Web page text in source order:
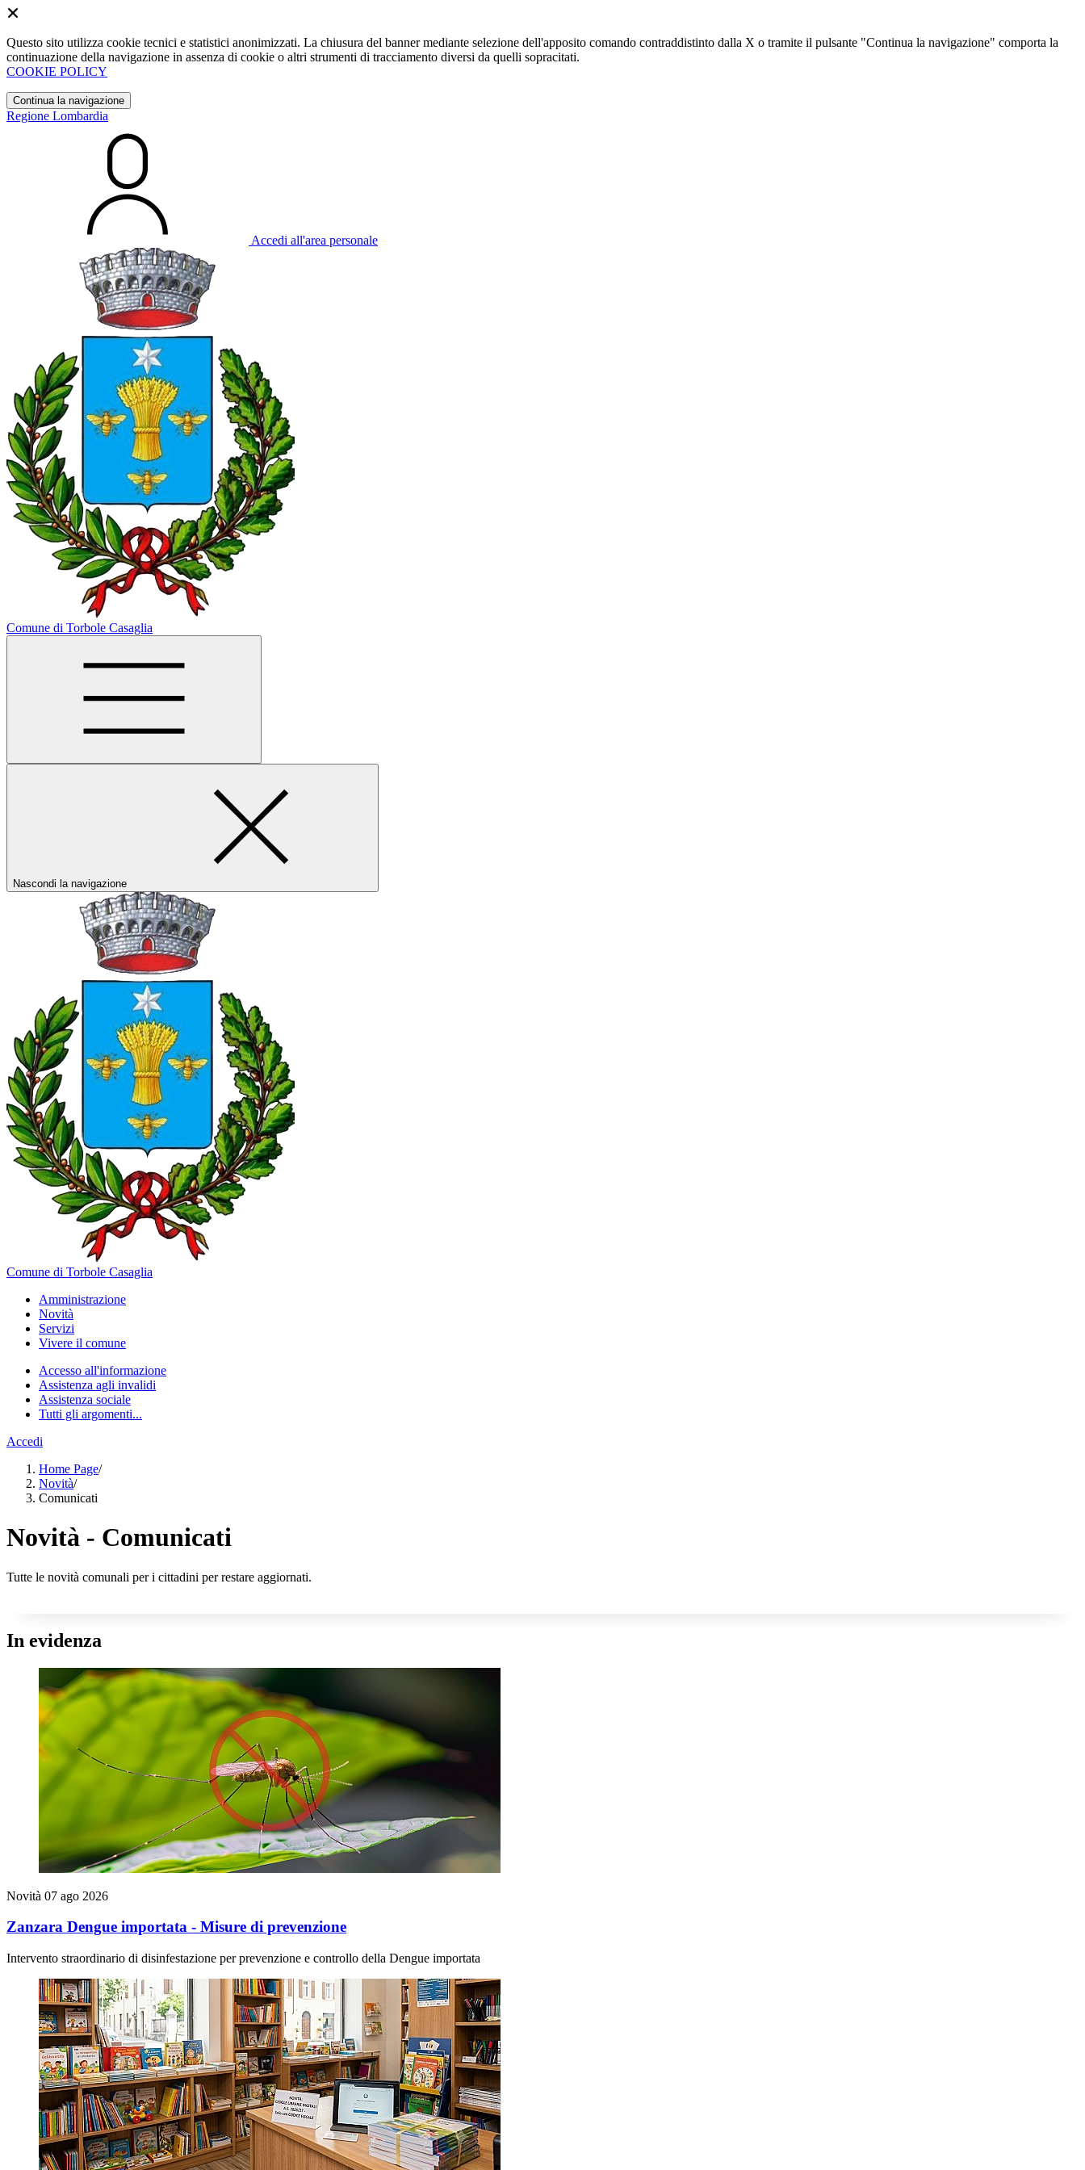
Questo sito utilizza cookie tecnici e statistici anonimizzati. La chiusura del banner mediante selezione dell'apposito comando contraddistinto dalla X o tramite il pulsante "Continua la navigazione" comporta la
continuazione della navigazione in assenza di cookie o altri strumenti di tracciamento diversi da quelli sopracitati.
COOKIE POLICY
Continua la navigazione
Regione Lombardia
Accedi all'area personale
Comune di Torbole Casaglia
Nascondi la navigazione
Comune di Torbole Casaglia
Amministrazione
Novità
Servizi
Vivere il comune
Accesso all'informazione
Assistenza agli invalidi
Assistenza sociale
Tutti gli argomenti...
Accedi
Home Page/
Novità/
Comunicati
Novità - Comunicati
Tutte le novità comunali per i cittadini per restare aggiornati.
In evidenza
Novità 07 ago 2026
Zanzara Dengue importata - Misure di prevenzione
Intervento straordinario di disinfestazione per prevenzione e controllo della Dengue importata